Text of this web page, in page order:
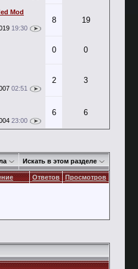
Mod
19:30
8 19
0 0
02:51
2 3
23:00
6 6
Искать в этом разделе
Ответов Просмотров